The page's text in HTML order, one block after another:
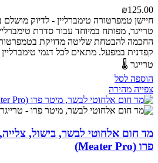
₪125.00
חיישן טמפרטורה טימברליין - לדיוק מושלם
החכמה להבטחת שליטה מדויקת
קפדנית במפעל. מתאים לכל דגמי טימברליין
טרייגר 🌡️
הוספה לסל
צפייה מהירה
מד חום אלחוטי לבשר, בישול, צלייה,
פרו (Meater Pro)